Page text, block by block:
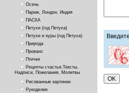
Осень
Париж, Лондон, Индия
ПАСХА
Петухи (год Петуха)
Петухи и куры (год Петуха)
Природа
Прованс
Птички
Рецепты счастья,Тексты,
Надписи, Пожелания, Молитвы
Рисованные картинки
Рукоделие